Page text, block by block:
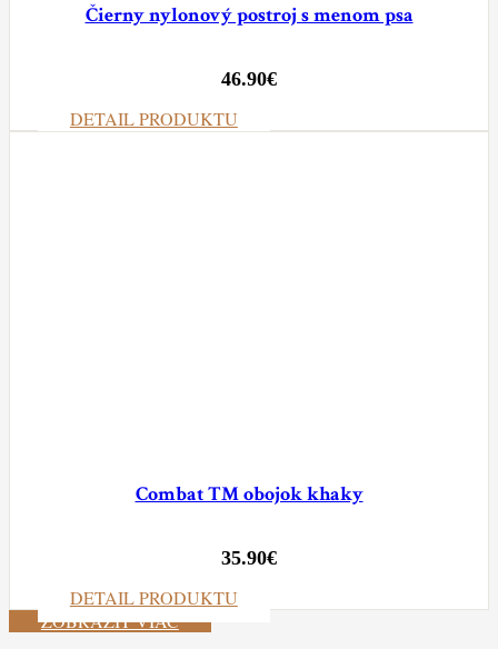
Čierny nylonový postroj s menom psa
46.90€
DETAIL PRODUKTU
Combat TM obojok khaky
35.90€
DETAIL PRODUKTU
ZOBRAZIŤ VIAC